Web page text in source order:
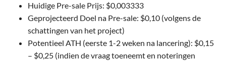
Huidige Pre-sale Prijs: $0,003333
Geprojecteerd Doel na Pre-sale: $0,10 (volgens de
schattingen van het project)
Potentieel ATH (eerste 1-2 weken na lancering): $0,15
– $0,25 (indien de vraag toeneemt en noteringen